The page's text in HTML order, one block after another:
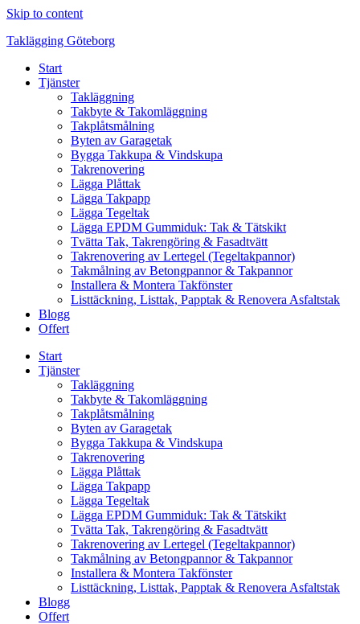
Skip to content
Taklägging Göteborg
Start
Tjänster
Takläggning
Takbyte & Takomläggning
Takplåtsmålning
Byten av Garagetak
Bygga Takkupa & Vindskupa
Takrenovering
Lägga Plåttak
Lägga Takpapp
Lägga Tegeltak
Lägga EPDM Gummiduk: Tak & Tätskikt
Tvätta Tak, Takrengöring & Fasadtvätt
Takrenovering av Lertegel (Tegeltakpannor)
Takmålning av Betongpannor & Takpannor
Installera & Montera Takfönster
Listtäckning, Listtak, Papptak & Renovera Asfaltstak
Blogg
Offert
Start
Tjänster
Takläggning
Takbyte & Takomläggning
Takplåtsmålning
Byten av Garagetak
Bygga Takkupa & Vindskupa
Takrenovering
Lägga Plåttak
Lägga Takpapp
Lägga Tegeltak
Lägga EPDM Gummiduk: Tak & Tätskikt
Tvätta Tak, Takrengöring & Fasadtvätt
Takrenovering av Lertegel (Tegeltakpannor)
Takmålning av Betongpannor & Takpannor
Installera & Montera Takfönster
Listtäckning, Listtak, Papptak & Renovera Asfaltstak
Blogg
Offert